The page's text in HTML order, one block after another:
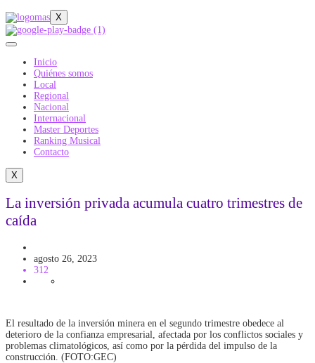
X
Inicio
Quiénes somos
Local
Regional
Nacional
Internacional
Master Deportes
Ranking Musical
Contacto
X
La inversión privada acumula cuatro trimestres de
caída
agosto 26, 2023
312
El resultado de la inversión minera en el segundo trimestre obedece al
deterioro de la confianza empresarial, afectada por los conflictos sociales y
problemas climatológicos, así como por la pérdida del impulso de la
construcción. (FOTO:GEC)